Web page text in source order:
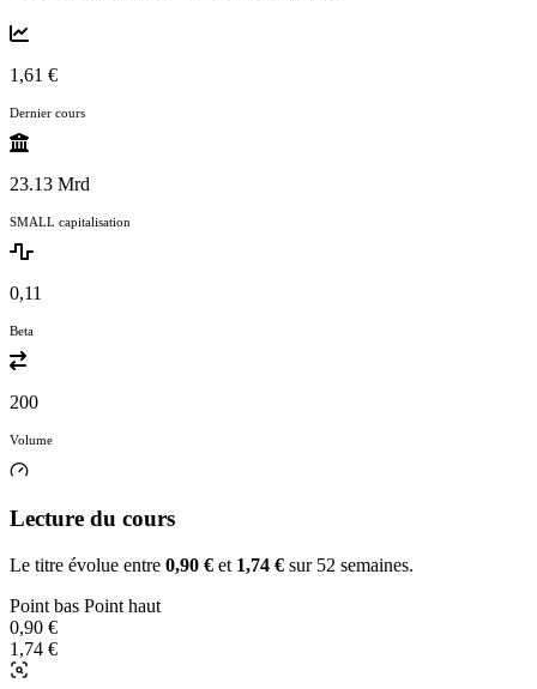
1,61 €
Dernier cours
23.13 Mrd
SMALL capitalisation
0,11
Beta
200
Volume
Lecture du cours
Le titre évolue entre 0,90 € et 1,74 € sur 52 semaines.
Point bas Point haut
0,90 €
1,74 €